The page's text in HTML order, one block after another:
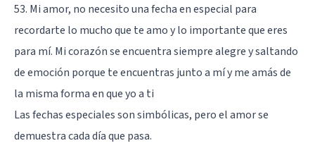
53. Mi amor, no necesito una fecha en especial para
recordarte lo mucho que te amo y lo importante que eres
para mí. Mi corazón se encuentra siempre alegre y saltando
de emoción porque te encuentras junto a mí y me amás de
la misma forma en que yo a ti
Las fechas especiales son simbólicas, pero el amor se
demuestra cada día que pasa.